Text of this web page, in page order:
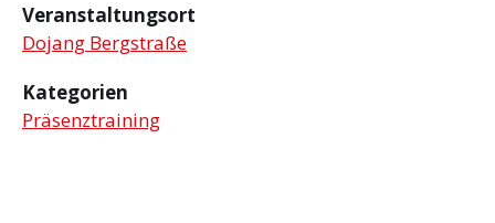
Veranstaltungsort
Dojang Bergstraße
Kategorien
Präsenztraining